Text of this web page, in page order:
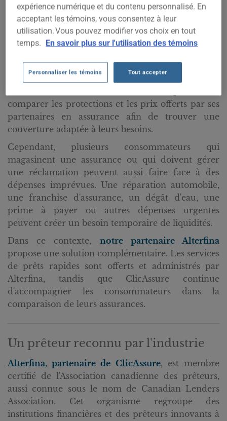
Pourquoi ClicAssure s'associe à
Alterfina, une solution de crédit
rapide?
ClicAssure demeure avant tout un comparateur
comparer les protections et les prix offerts par ses
partenaires en assurance afin de trouver une
couverture adaptée à leurs besoins.
Cependant, plusieurs consommateurs qui
magasinent une assurance ou qui doivent gérer
une réclamation peuvent aussi faire face à des
dépenses imprévues. Une réparation automobile,
une franchise d'assurance, un dégât d'eau, une
prime à payer ou autres dépenses urgentes
peuvent créer un besoin temporaire de liquidités.
Dans ce contexte, notre partenaire Alterfina
propose une solution complémentaire. Les services
de prêts rapides sont offerts et administrés par
Alterfina, tandis que ClicAssure continue
d'accompagner les consommateurs dans la
comparaison de leurs assurances.
Un prêteur reconnu par l'industrie
Alterfina, partenaire de ClicAssure, est membre
certifié de l'Association canadienne des prêteurs,
aussi connue sous le nom de Canadian Lenders
Association. Cet organisme regroupe des
institutions financières et des prêteurs innovants à
expérience numérique et du contenu personnalisé. En
acceptant les témoins, vous consentez à leur
utilisation. Vous pouvez modifier vos choix en tout
temps. En savoir plus sur l'utilisation des témoins
Personnaliser les témoins Tout accepter